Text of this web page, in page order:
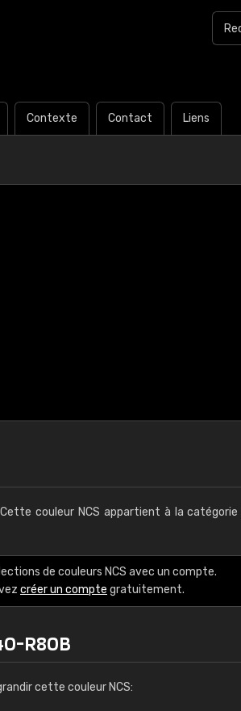
Contexte Contact Liens
couleur NCS appartient à la
de couleurs NCS avec un compte.
créer un compte gratuitement.
R80B
cette couleur NCS: